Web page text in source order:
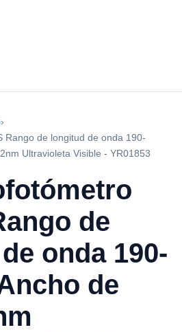
›
Rango de longitud de onda 190-
Ultravioleta Visible - YR01853
de
onda 190-
de